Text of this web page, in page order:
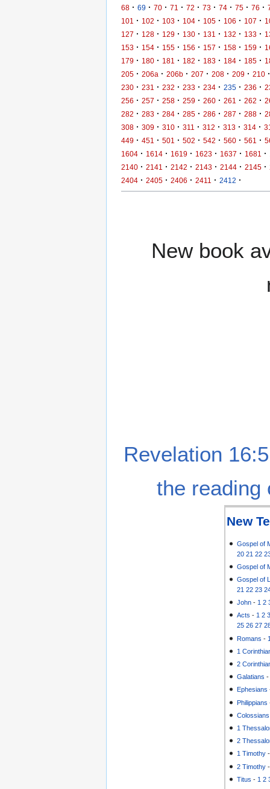
68 · 69 · 70 · 71 · 72 · 73 · 74 · 75 · 76 ·
101
· 102 · 103 · 104 · 105 · 106 · 107 ·
127 · 128 · 129 · 130 · 131 · 132 · 133 ·
153 · 154 · 155 · 156 · 157 · 158 · 159 ·
179 · 180 · 181 · 182 · 183 · 184 · 185 ·
205 · 206a · 206b · 207 · 208 · 209 · 210 ·
230 · 231 · 232 · 233 · 234 · 235 · 236 ·
256 · 257 · 258 · 259 · 260 · 261 · 262 ·
282 · 283 · 284 · 285 · 286 · 287 · 288 ·
308 · 309 · 310 · 311 · 312 · 313 · 314 ·
449 · 451 · 501 · 502 · 542 · 560 · 561 ·
1604 · 1614 · 1619 · 1623 · 1637 · 1681 ·
2140 · 2141 · 2142 · 2143 · 2144 · 2145 ·
2404 · 2405 · 2406 · 2411 · 2412 ·
New book
Revelation
the reading
New
Gospel of
20 21 22
Gospel of
Gospel of
21 22 23
John - 1 2
Acts - 1 2
25 26 27
Romans -
1
2
Galatians
Ephesians
Philippians
Colossians
1
2
1 Timothy
2 Timothy
Titus - 1 2